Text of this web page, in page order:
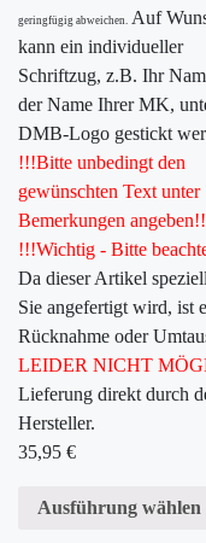
geringfügig abweichen. Auf
kann ein individueller
Schriftzug, z.B. Ihr
der Name Ihrer MK,
DMB-Logo gestickt
!!!Bitte unbedingt den
gewünschten Text unter
Bemerkungen
!!!Wichtig - Bitte
Da dieser Artikel
Sie angefertigt wird, ist
Rücknahme oder
LEIDER NICHT
Lieferung direkt durch
Hersteller.
35,95 €
Ausführung wählen